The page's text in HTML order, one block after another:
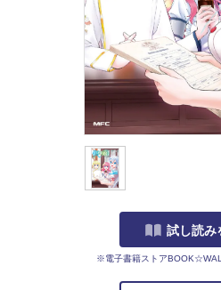
試し読み
※電子書籍ストア